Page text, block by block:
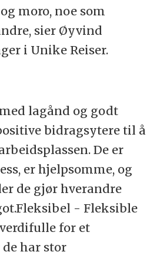
moro, noe som
sier Øyvind
i Unike Reiser.
lagånd og godt
bidragsytere til å
De er
er hjelpsomme, og
de gjør hverandre
- Fleksible
for et
har stor